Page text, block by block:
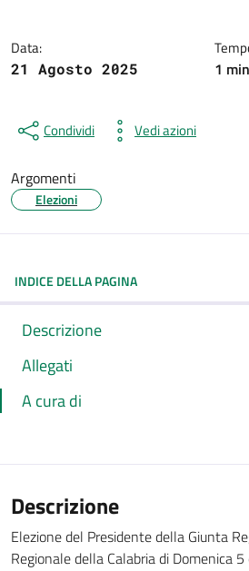
Data:
21 Agosto 2025 1 min
Condividi Vedi azioni
Argomenti
Elezioni
INDICE DELLA PAGINA
Descrizione
Allegati
A cura di
Descrizione
Elezione del Presidente della Giunta
Regionale della Calabria di Domenica